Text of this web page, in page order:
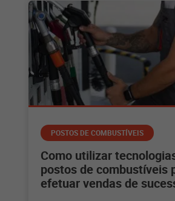
POSTOS DE COMBUSTÍVEIS
Como utilizar
postos de combustíveis
efetuar vendas de